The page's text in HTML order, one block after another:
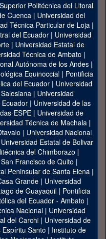
Politécnica del Litoral
Cuenca| Universidad del
Técnica Particular de Loja|
del Ecuador| Universidad
| Universidad Estatal de
Técnica de Ambato |
Autónoma de los Andes|
Equinoccial| Pontificia
del Ecuador | Universidad
| Universidad
| Universidad de las
ESPE | Universidad de
Técnica de Machala|
| Universidad Nacional
Universidad Estatal de Bolivar
del Chimborazo |
Francisco de Quito |
Peninsular de Santa Elena|
Grande | Universidad
de Guayaquil| Pontificia
del Ecuador - Ambato |
Nacional| Universidad
del Carchi| Universidad de
Espíritu Santo | Instituto de